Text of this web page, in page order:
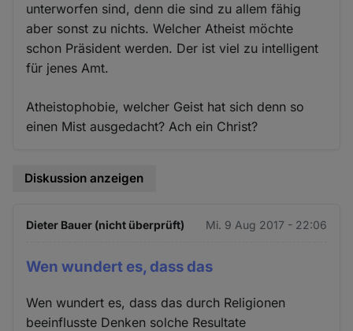
unterworfen sind, denn die sind zu allem fähig
aber sonst zu nichts. Welcher Atheist möchte
schon Präsident werden. Der ist viel zu intelligent
für jenes Amt.
Atheistophobie, welcher Geist hat sich denn so
einen Mist ausgedacht? Ach ein Christ?
Diskussion anzeigen
Dieter Bauer (nicht überprüft) Mi. 9 Aug 2017 - 22:06
Wen wundert es, dass das
Wen wundert es, dass das durch Religionen
beeinflusste Denken solche Resultate